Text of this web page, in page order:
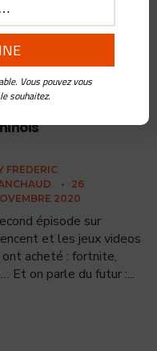
concurrence très
monde d’après ? Ce
un réseau
FREDERIC
•
26
2020
épisode sur
et les jeux videos
ont acheté : fortnite,
Et on parle du futur :...
Vous pouvez vous
souhaitez.